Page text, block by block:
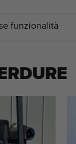
funzionalità